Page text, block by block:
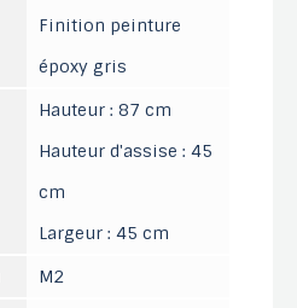
Finition peinture
époxy gris
Hauteur : 87 cm
Hauteur d'assise : 45
cm
Largeur : 45 cm
M2